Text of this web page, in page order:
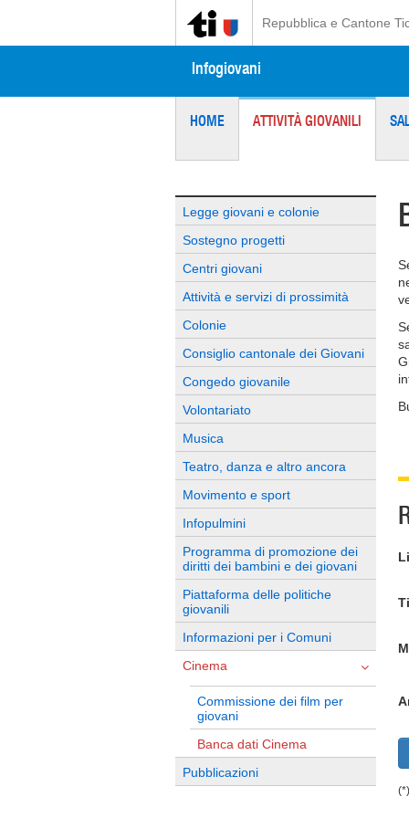
Repubblica e Cantone
Infogiovani
HOME ATTIVITÀ GIOVANILI
Legge giovani e colonie
Sostegno progetti
Centri giovani
Attività e servizi di prossimità
Colonie
Consiglio cantonale dei Giovani
Congedo giovanile
Volontariato
Musica
Teatro, danza e altro ancora
Movimento e sport
Infopulmini
Programma di promozione dei
diritti dei bambini e dei giovani
Piattaforma delle politiche
giovanili
Informazioni per i Comuni
Cinema
Commissione dei film per
giovani
Banca dati Cinema
Pubblicazioni